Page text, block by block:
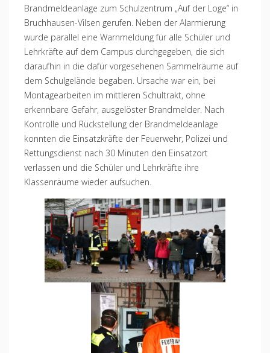
Brandmeldeanlage zum Schulzentrum „Auf der Loge“ in
Bruchhausen-Vilsen gerufen. Neben der Alarmierung
wurde parallel eine Warnmeldung für alle Schüler und
Lehrkräfte auf dem Campus durchgegeben, die sich
daraufhin in die dafür vorgesehenen Sammelräume auf
dem Schulgelände begaben. Ursache war ein, bei
Montagearbeiten im mittleren Schultrakt, ohne
erkennbare Gefahr, ausgelöster Brandmelder. Nach
Kontrolle und Rückstellung der Brandmeldeanlage
konnten die Einsatzkräfte der Feuerwehr, Polizei und
Rettungsdienst nach 30 Minuten den Einsatzort
verlassen und die Schüler und Lehrkräfte ihre
Klassenräume wieder aufsuchen.